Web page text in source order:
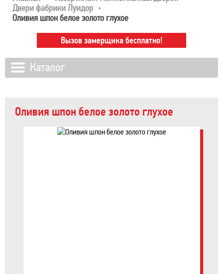
Двери фабрики Луидор
Оливия шпон белое золото глухое
Оливия шпон белое золото глухое